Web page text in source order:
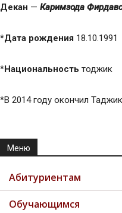
Декан — Каримзода
*Дата рождения
*Национальность
*В 2014 году окончил
Меню
Абитуриентам
Обучающимся